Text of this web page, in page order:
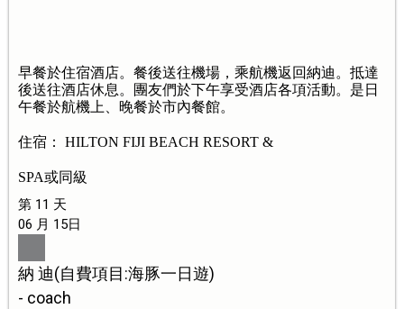
早餐於住宿酒店。餐後送往機場，乘航機返回納迪。抵達
後送往酒店休息。團友們於下午享受酒店各項活動。是日
午餐於航機上、晚餐於市內餐館。
住宿： HILTON FIJI BEACH RESORT &
SPA或同級
第 11 天
06 月 15日
納 迪(自費項目:海豚一日遊)
- coach